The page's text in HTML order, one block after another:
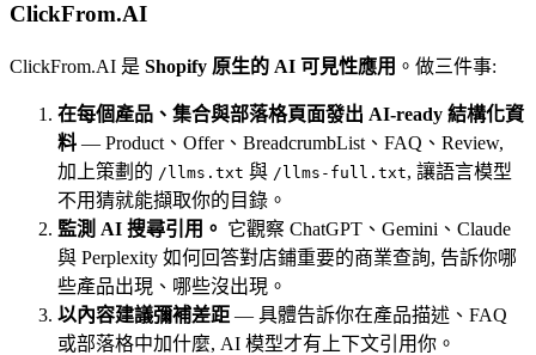
ClickFrom.AI
ClickFrom.AI 是 Shopify 原生的 AI 可見性應用 。做三件事:
在每個產品、集合與部落格頁面發出 AI-ready 結構化資
料 — Product、Offer、BreadcrumbList、FAQ、Review,
加上策劃的 /llms.txt 與 /llms-full.txt, 讓語言模型
不用猜就能擷取你的目錄。
監測 AI 搜尋引用。 它觀察 ChatGPT、Gemini、Claude
與 Perplexity 如何回答對店鋪重要的商業查詢, 告訴你哪
些產品出現、哪些沒出現。
以內容建議彌補差距 — 具體告訴你在產品描述、FAQ
或部落格中加什麼, AI 模型才有上下文引用你。